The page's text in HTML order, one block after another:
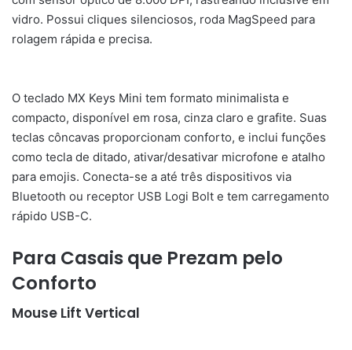
vidro. Possui cliques silenciosos, roda MagSpeed para
rolagem rápida e precisa.
O teclado MX Keys Mini tem formato minimalista e
compacto, disponível em rosa, cinza claro e grafite. Suas
teclas côncavas proporcionam conforto, e inclui funções
como tecla de ditado, ativar/desativar microfone e atalho
para emojis. Conecta-se a até três dispositivos via
Bluetooth ou receptor USB Logi Bolt e tem carregamento
rápido USB-C.
Para Casais que Prezam pelo
Conforto
Mouse Lift Vertical